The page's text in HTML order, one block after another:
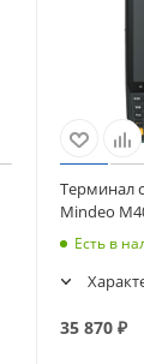
Терминал
Mindeo
Есть в
35 870₽